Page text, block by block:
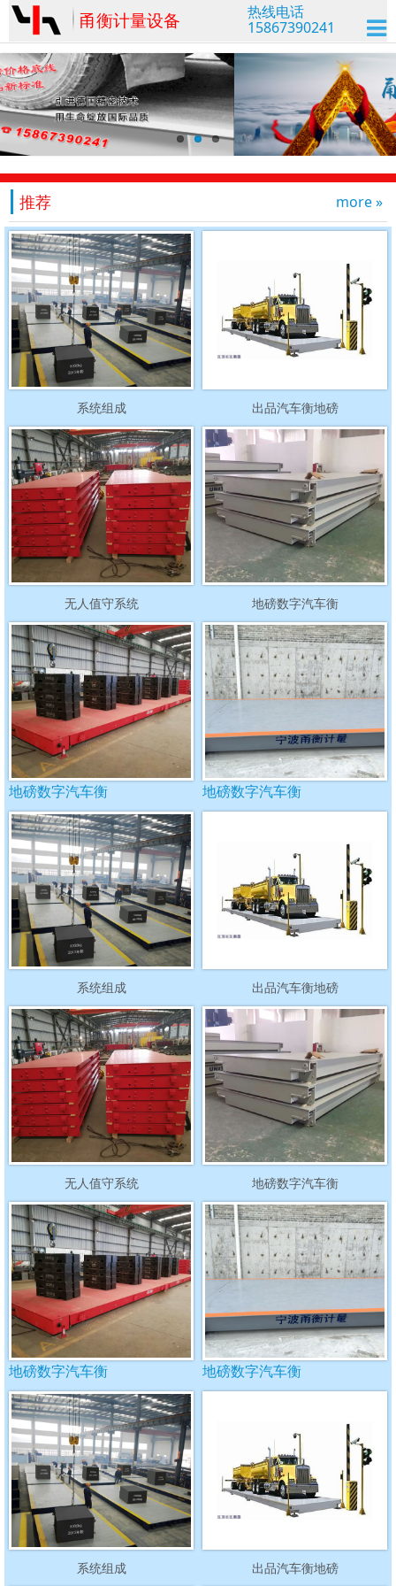
甬衡计量设备
热线电话
15867390241
推荐 more »
系统组成 出品汽车衡地磅
无人值守系统 地磅数字汽车衡
地磅数字汽车衡 地磅数字汽车衡
系统组成 出品汽车衡地磅
无人值守系统 地磅数字汽车衡
地磅数字汽车衡 地磅数字汽车衡
系统组成 出品汽车衡地磅